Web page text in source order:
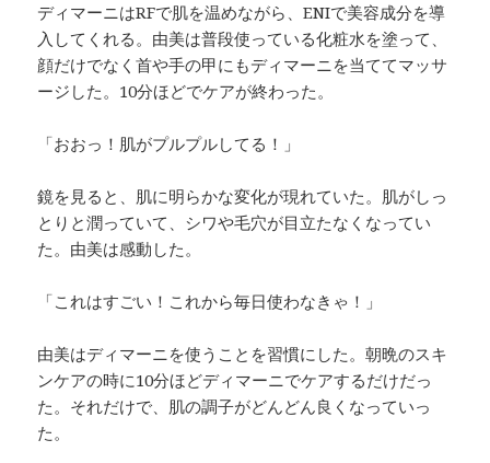
ディマーニはRFで肌を温めながら、ENIで美容成分を導
入してくれる。由美は普段使っている化粧水を塗って、
顔だけでなく首や手の甲にもディマーニを当ててマッサ
ージした。10分ほどでケアが終わった。
「おおっ！肌がプルプルしてる！」
鏡を見ると、肌に明らかな変化が現れていた。肌がしっ
とりと潤っていて、シワや毛穴が目立たなくなってい
た。由美は感動した。
「これはすごい！これから毎日使わなきゃ！」
由美はディマーニを使うことを習慣にした。朝晩のスキ
ンケアの時に10分ほどディマーニでケアするだけだっ
た。それだけで、肌の調子がどんどん良くなっていっ
た。